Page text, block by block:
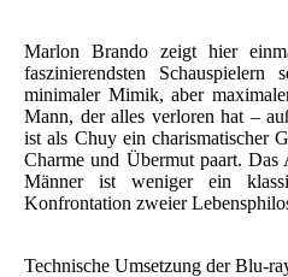
Marlon Brando zeigt hier
faszinierendsten
minimaler Mimik, aber
Mann, der alles verloren hat –
ist als Chuy ein charismatischer
Charme und Übermut paart. Das
Männer ist weniger ein
Konfrontation zweier
Technische Umsetzung der Blu-